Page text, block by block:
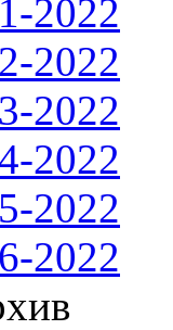
2022
2022
2022
2022
2022
2022